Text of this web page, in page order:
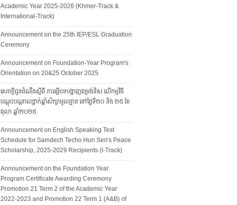
Academic Year 2025-2026 (Khmer-Track &
International-Track)
Announcement on the 25th IEP/ESL Graduation
Ceremony
Announcement on Foundation-Year Program's
Orientation on 20&25 October 2025
សេចក្ដីជូនដំណឹងស្ដីពី ការធ្វើបទបង្ហាញតម្រង់ទិស លើកម្មវិធី
បណ្ដុះបណ្ដាលថ្នាក់ឆ្នាំសិក្សាមូលដ្ឋាន នៅថ្ងៃទី២០ និង ២៥ ខែ
តុលា ឆ្នាំ២០២៥
Announcement on English Speaking Test
Schedule for Samdech Techo Hun Sen's Peace
Scholarship, 2025-2029 Recipients (I-Track)
Announcement on the Foundation Year
Program Certificate Awarding Ceremony
Promotion 21 Term 2 of the Academic Year
2022-2023 and Promotion 22 Term 1 (A&B) of